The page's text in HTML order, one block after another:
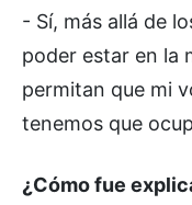
- Sí, más allá de
poder estar en la
permitan que mi
tenemos que
¿Cómo fue